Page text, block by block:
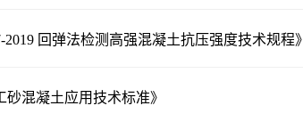
2019 回弹法检测高强混凝土抗压强度技术规程》
砂混凝土应用技术标准》